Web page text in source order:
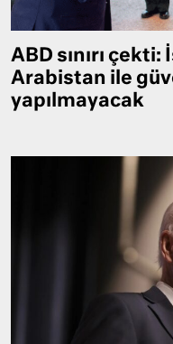
ABD sınırı
Arabistan ile
yapılmayacak